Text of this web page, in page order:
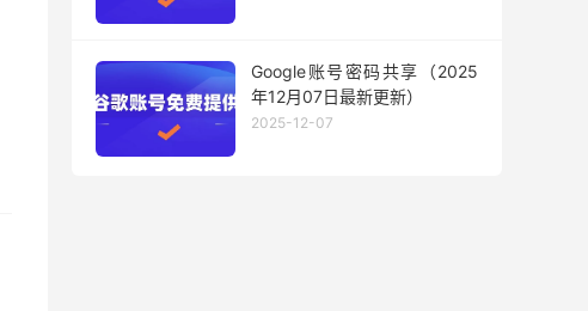
Google账号密码共享（2025
年12月07日最新更新）
2025-12-07